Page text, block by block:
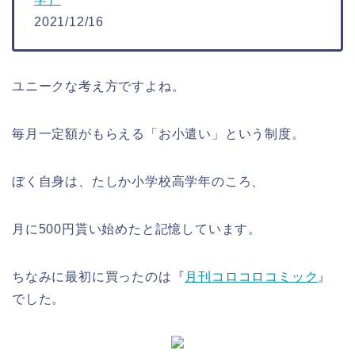
2021/12/16
ユニークな考え方ですよね。
毎月一定額がもらえる「お小遣い」という制度。
ぼく自身は、たしか小学校高学年のころ、
月に500円貰い始めたと記憶しています。
ちなみに最初に買ったのは『 月刊コロコロコミック 』
でした。